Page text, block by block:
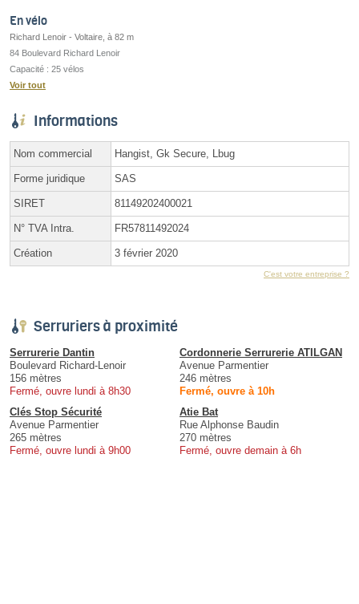
En vélo
Richard Lenoir - Voltaire, à 82 m
84 Boulevard Richard Lenoir
Capacité : 25 vélos
Voir tout
Informations
Nom commercial Hangist, Gk Secure, Lbug
Forme juridique SAS
SIRET 81149202400021
N° TVA Intra. FR57811492024
Création 3 février 2020
C'est votre entreprise ?
Serruriers à proximité
Serrurerie Dantin
Boulevard Richard-Lenoir
156 mètres
Fermé, ouvre lundi à 8h30
Cordonnerie Serrurerie ATILGAN
Avenue Parmentier
246 mètres
Fermé, ouvre à 10h
Clés Stop Sécurité
Avenue Parmentier
265 mètres
Fermé, ouvre lundi à 9h00
Atie Bat
Rue Alphonse Baudin
270 mètres
Fermé, ouvre demain à 6h